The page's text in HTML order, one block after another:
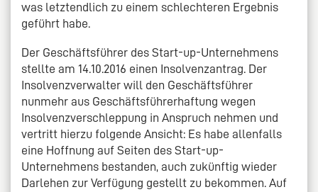
was letztendlich zu einem schlechteren Ergebnis
geführt habe.
Der Geschäftsführer des Start-up-Unternehmens
stellte am 14.10.2016 einen Insolvenzantrag. Der
Insolvenzverwalter will den Geschäftsführer
nunmehr aus Geschäftsführerhaftung wegen
Insolvenzverschleppung in Anspruch nehmen und
vertritt hierzu folgende Ansicht: Es habe allenfalls
eine Hoffnung auf Seiten des Start-up-
Unternehmens bestanden, auch zukünftig wieder
Darlehen zur Verfügung gestellt zu bekommen. Auf